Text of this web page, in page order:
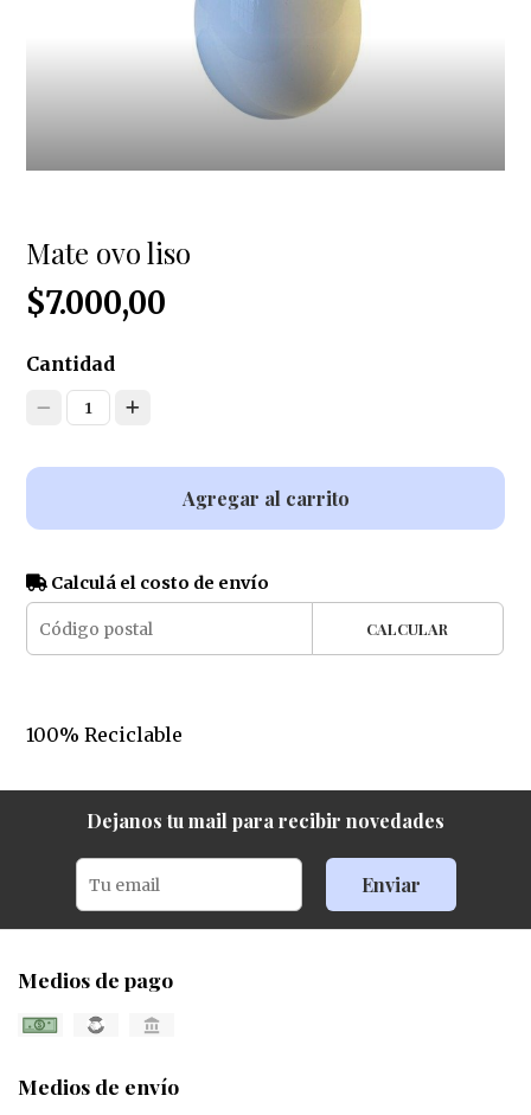
Mate ovo liso
$7.000,00
Cantidad
1
Agregar al carrito
Calculá el costo de envío
CALCULAR
100% Reciclable
Dejanos tu mail para recibir novedades
Enviar
Medios de pago
Medios de envío